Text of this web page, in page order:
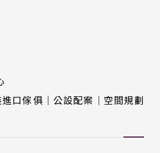
口傢俱｜公設配案｜空間規劃